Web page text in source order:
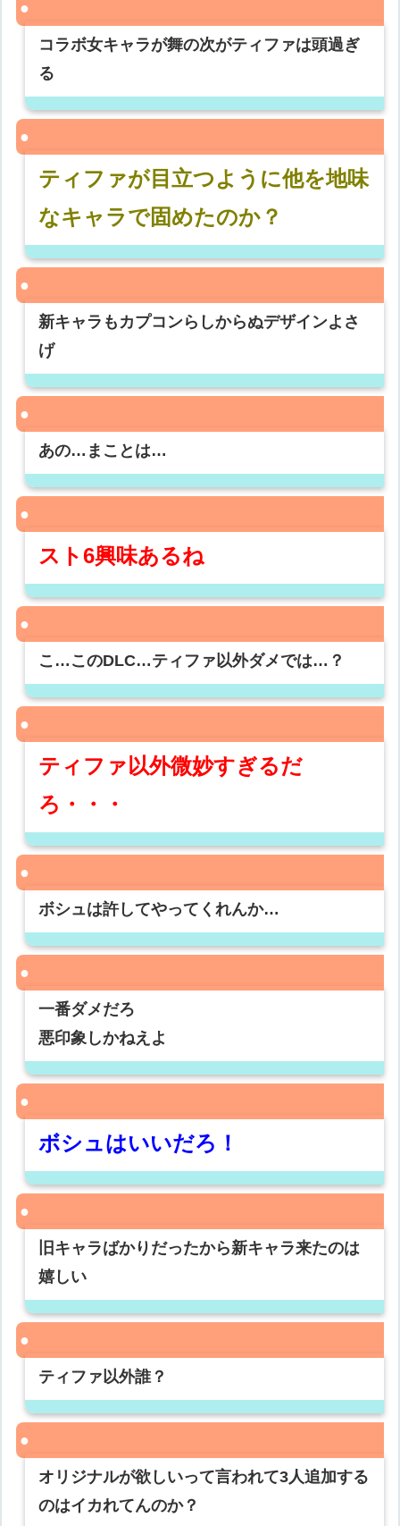
コラボ女キャラが舞の次がティファは頭過ぎ
る
ティファが目立つように他を地味
なキャラで固めたのか？
新キャラもカプコンらしからぬデザインよさ
げ
あの…まことは…
スト6興味あるね
こ…このDLC…ティファ以外ダメでは…？
ティファ以外微妙すぎるだ
ろ・・・
ボシュは許してやってくれんか…
一番ダメだろ
悪印象しかねえよ
ボシュはいいだろ！
旧キャラばかりだったから新キャラ来たのは
嬉しい
ティファ以外誰？
オリジナルが欲しいって言われて3人追加する
のはイカれてんのか？